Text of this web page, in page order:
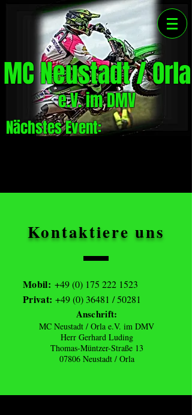
MC Neustadt / Orla
e.V. im DMV
Nächstes Event:
Kontaktiere uns
Mobil: +49 (0) 175 222 1523
Privat: +49 (0) 36481 / 50281
Anschrift:
MC Neustadt / Orla e.V. im DMV
Herr Gerhard Luding
Thomas-Müntzer-Straße 13
07806 Neustadt / Orla